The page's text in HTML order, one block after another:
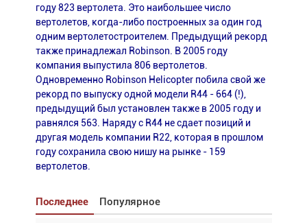
году 823 вертолета. Это наибольшее число
вертолетов, когда-либо построенных за один год
одним вертолетостроителем. Предыдущий рекорд
также принадлежал Robinson. В 2005 году
компания выпустила 806 вертолетов.
Одновременно Robinson Helicopter побила свой же
рекорд по выпуску одной модели R44 - 664 (!),
предыдущий был установлен также в 2005 году и
равнялся 563. Наряду с R44 не сдает позиций и
другая модель компании R22, которая в прошлом
году сохранила свою нишу на рынке - 159
вертолетов.
Последнее Популярное